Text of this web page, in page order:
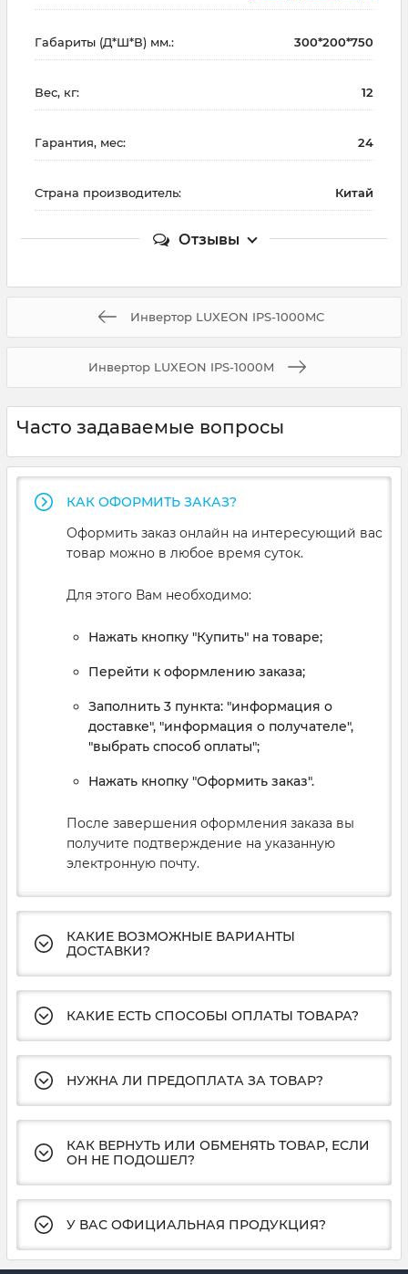
Габариты (Д*Ш*В) мм.: 300*200*750
Вес, кг: 12
Гарантия, мес: 24
Страна производитель: Китай
Отзывы
Инвертор LUXEON IPS-1000MC
Инвертор LUXEON IPS-1000M
Часто задаваемые вопросы
КАК ОФОРМИТЬ ЗАКАЗ?
Оформить заказ онлайн на интересующий вас
товар можно в любое время суток.
Для этого Вам необходимо:
Нажать кнопку "Купить" на товаре;
Перейти к оформлению заказа;
Заполнить 3 пункта: "информация о
доставке", "информация о получателе",
"выбрать способ оплаты";
Нажать кнопку "Оформить заказ".
После завершения оформления заказа вы
получите подтверждение на указанную
электронную почту.
КАКИЕ ВОЗМОЖНЫЕ ВАРИАНТЫ
ДОСТАВКИ?
КАКИЕ ЕСТЬ СПОСОБЫ ОПЛАТЫ ТОВАРА?
НУЖНА ЛИ ПРЕДОПЛАТА ЗА ТОВАР?
КАК ВЕРНУТЬ ИЛИ ОБМЕНЯТЬ ТОВАР, ЕСЛИ
ОН НЕ ПОДОШЕЛ?
У ВАС ОФИЦИАЛЬНАЯ ПРОДУКЦИЯ?